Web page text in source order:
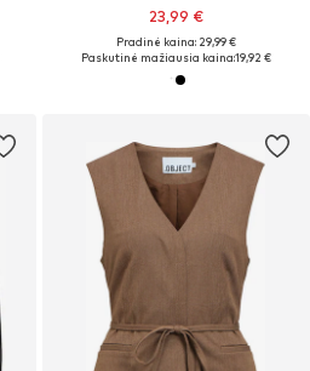
23,99 €
Pradinė kaina: 29,99 €
Paskutinė mažiausia kaina:19,92 €